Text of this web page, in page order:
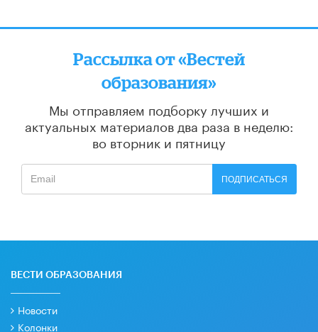
Рассылка от «Вестей
образования»
Мы отправляем подборку лучших и
актуальных материалов два раза в неделю:
во вторник и пятницу
ПОДПИСАТЬСЯ
ВЕСТИ ОБРАЗОВАНИЯ
Новости
Колонки